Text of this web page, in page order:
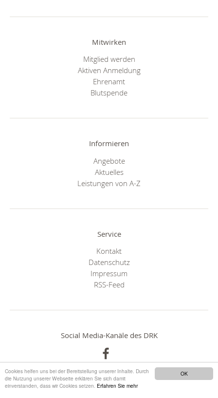
OK
Cookies helfen uns bei der Bereitstellung unserer Inhalte. Durch
die Nutzung unserer Webseite erklären Sie sich damit
einverstanden, dass wir Cookies setzen. Erfahren Sie mehr
Mitwirken
Mitglied werden
Aktiven Anmeldung
Ehrenamt
Blutspende
Informieren
Angebote
Aktuelles
Leistungen von A-Z
Service
Kontakt
Datenschutz
Impressum
RSS-Feed
Social Media-Kanäle des DRK